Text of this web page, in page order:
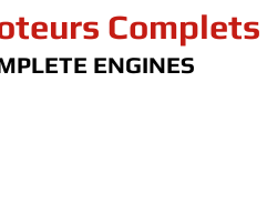
Complets
ENGINES